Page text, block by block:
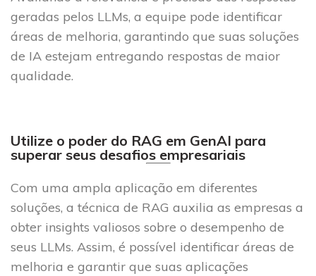
geradas pelos LLMs, a equipe pode identificar
áreas de melhoria, garantindo que suas soluções
de IA estejam entregando respostas de maior
qualidade.
Utilize o poder do RAG em GenAI para
superar seus desafios empresariais
Com uma ampla aplicação em diferentes
soluções, a técnica de RAG auxilia as empresas a
obter insights valiosos sobre o desempenho de
seus LLMs. Assim, é possível identificar áreas de
melhoria e garantir que suas aplicações